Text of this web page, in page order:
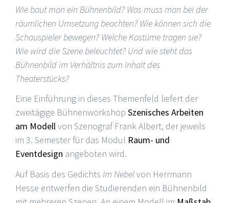
Wie baut man ein Bühnenbild? Was muss man bei der
räumlichen Umsetzung beachten? Wie können sich die
Schauspieler bewegen? Welche Kostüme tragen sie?
Wie wird die Szene beleuchtet? Und wie steht das
Bühnenbild im Verhältnis zum Inhalt des
Theaterstücks?
Eine Einführung in dieses Themenfeld liefert der
zweitägige Bühnenworkshop Szenisches Arbeiten
am Modellvon Szenograf Frank Albert, der jeweils
im 3. Semester für das Modul Raum- und
Eventdesign angeboten wird.
Auf Basis des Gedichts Im Nebelvon Herrmann
Hesse entwerfen die Studierenden ein Bühnenbild